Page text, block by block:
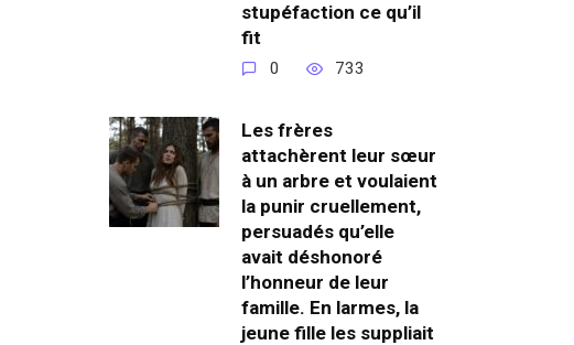
stupéfaction ce qu’il
fit
0 733
Les frères
attachèrent leur sœur
à un arbre et voulaient
la punir cruellement,
persuadés qu’elle
avait déshonoré
l’honneur de leur
famille. En larmes, la
jeune fille les suppliait